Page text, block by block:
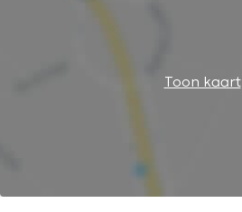
Toon kaart